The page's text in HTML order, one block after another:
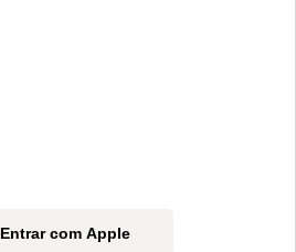
Entrar com Apple